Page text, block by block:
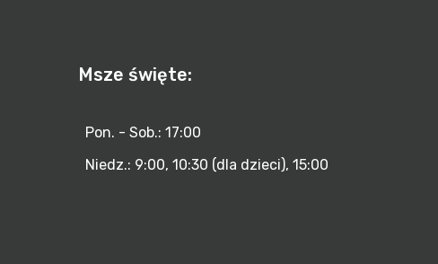
Msze święte:
Pon. - Sob.: 17:00
Niedz.: 9:00, 10:30 (dla dzieci), 15:00